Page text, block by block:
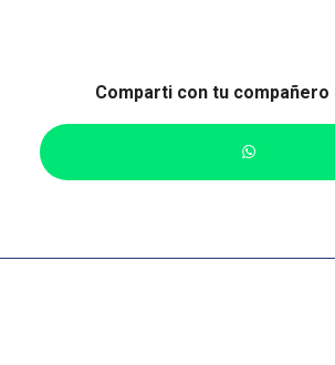
Comparti con tu compañero